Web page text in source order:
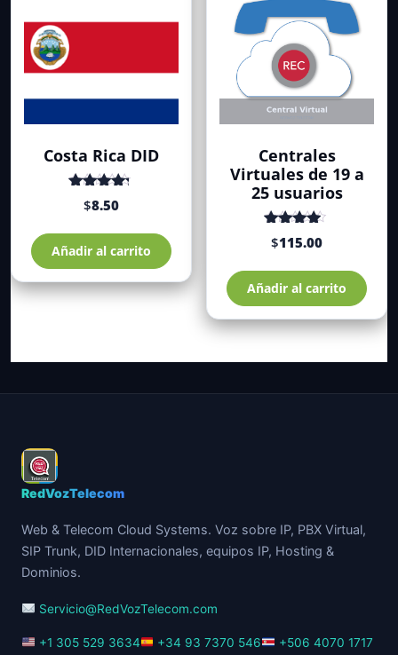
de
Costa Rica DID
Valorado
conde 5
$8.50
Añadir al carrito
Centrales
Virtuales de 19 a
25 usuarios
Valorado
conde 5
$115.00
Añadir al carrito
RedVozTelecom
Web & Telecom Cloud Systems. Voz sobre IP, PBX Virtual,
SIP Trunk, DID Internacionales, equipos IP, Hosting &
Dominios.
Servicio@RedVozTelecom.com
+1 305 529 3634 +34 93 7370 546 +506 4070 1717